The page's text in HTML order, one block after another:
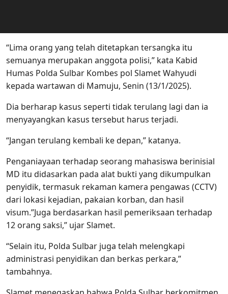
“Lima orang yang telah ditetapkan tersangka itu
semuanya merupakan anggota polisi,” kata Kabid
Humas Polda Sulbar Kombes pol Slamet Wahyudi
kepada wartawan di Mamuju, Senin (13/1/2025).
Dia berharap kasus seperti tidak terulang lagi dan ia
menyayangkan kasus tersebut harus terjadi.
“Jangan terulang kembali ke depan,” katanya.
Penganiayaan terhadap seorang mahasiswa berinisial
MD itu didasarkan pada alat bukti yang dikumpulkan
penyidik, termasuk rekaman kamera pengawas (CCTV)
dari lokasi kejadian, pakaian korban, dan hasil
visum.”Juga berdasarkan hasil pemeriksaan terhadap
12 orang saksi,” ujar Slamet.
“Selain itu, Polda Sulbar juga telah melengkapi
administrasi penyidikan dan berkas perkara,”
tambahnya.